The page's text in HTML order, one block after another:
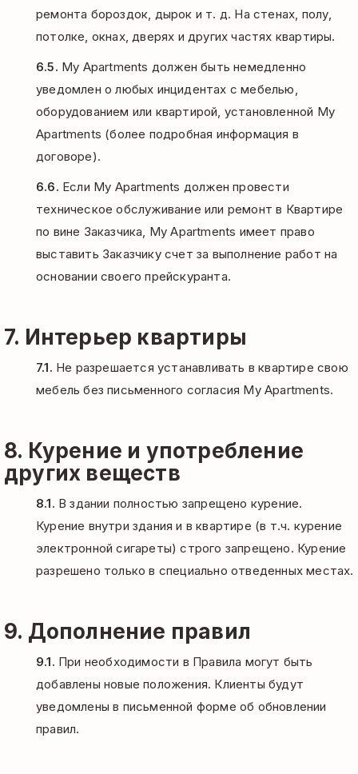
ремонта бороздок, дырок и т. д. На стенах, полу,
потолке, окнах, дверях и других частях квартиры.
6.5. My Apartments должен быть немедленно
уведомлен о любых инцидентах с мебелью,
оборудованием или квартирой, установленной My
Apartments (более подробная информация в
договоре).
6.6. Если My Apartments должен провести
техническое обслуживание или ремонт в Квартире
по вине Заказчика, My Apartments имеет право
выставить Заказчику счет за выполнение работ на
основании своего прейскуранта.
7. Интерьер квартиры
7.1. Не разрешается устанавливать в квартире свою
мебель без письменного согласия My Apartments.
8. Курение и употребление
других веществ
8.1. В здании полностью запрещено курение.
Курение внутри здания и в квартире (в т.ч. курение
электронной сигареты) строго запрещено. Курение
разрешено только в специально отведенных местах.
9. Дополнение правил
9.1. При необходимости в Правила могут быть
добавлены новые положения. Клиенты будут
уведомлены в письменной форме об обновлении
правил.